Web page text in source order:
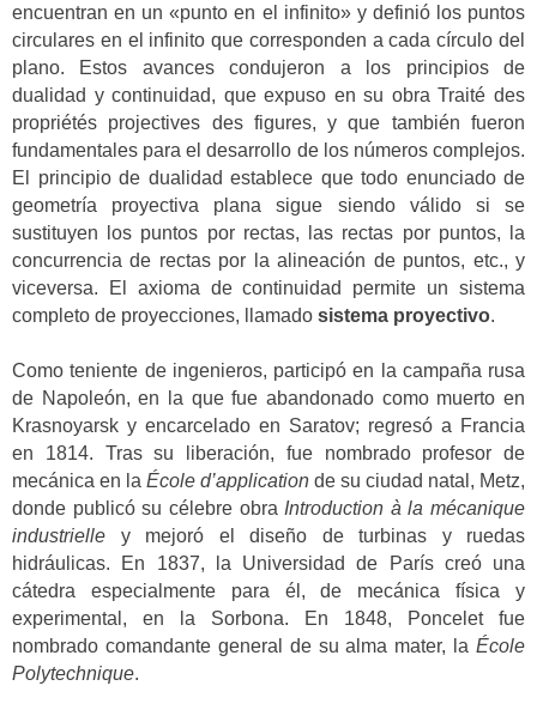
encuentran en un «punto en el infinito» y definió los puntos
circulares en el infinito que corresponden a cada círculo del
plano. Estos avances condujeron a los principios de
dualidad y continuidad, que expuso en su obra Traité des
propriétés projectives des figures, y que también fueron
fundamentales para el desarrollo de los números complejos.
El principio de dualidad establece que todo enunciado de
geometría proyectiva plana sigue siendo válido si se
sustituyen los puntos por rectas, las rectas por puntos, la
concurrencia de rectas por la alineación de puntos, etc., y
viceversa. El axioma de continuidad permite un sistema
completo de proyecciones, llamado sistema proyectivo.
Como teniente de ingenieros, participó en la campaña rusa
de Napoleón, en la que fue abandonado como muerto en
Krasnoyarsk y encarcelado en Saratov; regresó a Francia
en 1814. Tras su liberación, fue nombrado profesor de
mecánica en la École d’application de su ciudad natal, Metz,
donde publicó su célebre obra Introduction à la mécanique
industrielle y mejoró el diseño de turbinas y ruedas
hidráulicas. En 1837, la Universidad de París creó una
cátedra especialmente para él, de mecánica física y
experimental, en la Sorbona. En 1848, Poncelet fue
nombrado comandante general de su alma mater, la École
Polytechnique.